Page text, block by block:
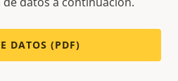
DATOS (PDF)